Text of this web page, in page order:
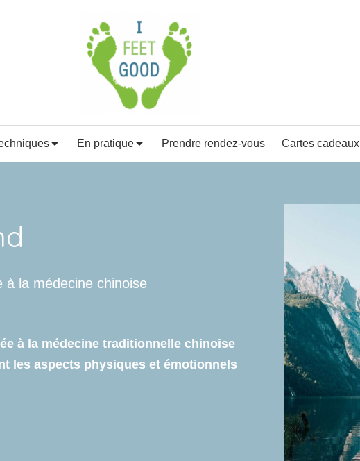
En pratique Prendre rendez-vous Cartes cadeaux
à la médecine chinoise
à la médecine traditionnelle chinoise
les aspects physiques et émotionnels